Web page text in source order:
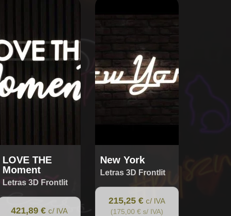
LOVE THE
Moment
Letras 3D Frontlit
421,89 € c/ IVA
New York
Letras 3D Frontlit
215,25 € c/ IVA
(175,00 € s/ IVA)